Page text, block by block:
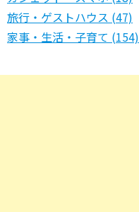
旅行・ゲストハウス (47)
家事・生活・子育て (154)